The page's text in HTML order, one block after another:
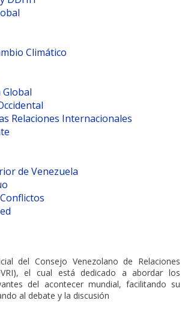
Climático
Relaciones Internacionales
de Venezuela
del Consejo Venezolano de Relaciones
el cual está dedicado a abordar los
del acontecer mundial, facilitando su
al debate y la discusión